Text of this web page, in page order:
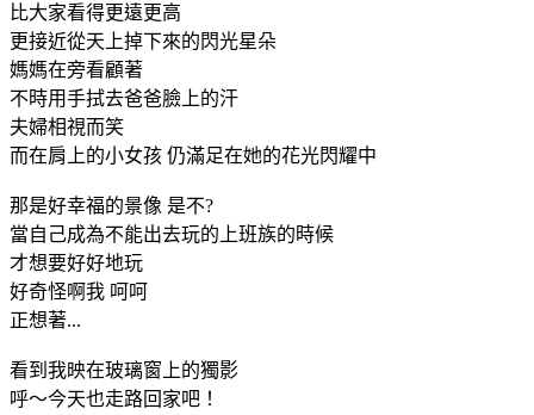
比大家看得更遠更高
更接近從天上掉下來的閃光星朵
媽媽在旁看顧著
不時用手拭去爸爸臉上的汗
夫婦相視而笑
而在肩上的小女孩 仍滿足在她的花光閃耀中
那是好幸福的景像 是不?
當自己成為不能出去玩的上班族的時候
才想要好好地玩
好奇怪啊我 呵呵
正想著...
看到我映在玻璃窗上的獨影
呼～今天也走路回家吧！